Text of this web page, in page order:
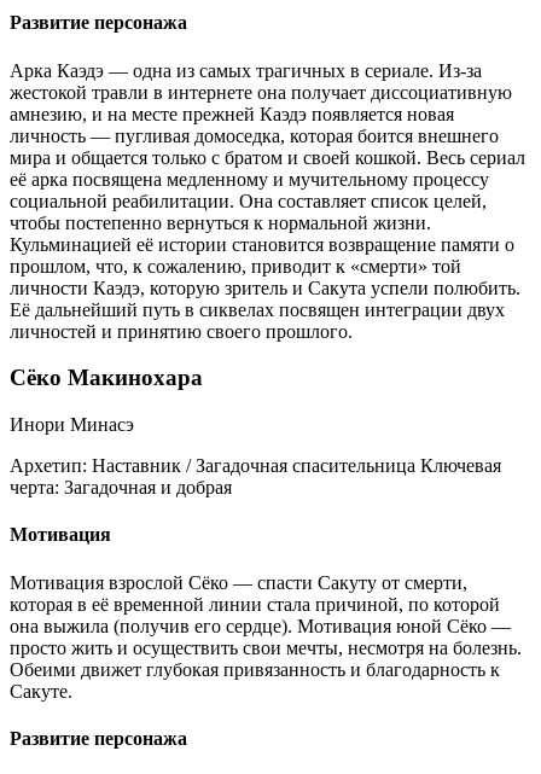
Развитие персонажа
Арка Каэдэ — одна из самых трагичных в сериале. Из-за
жестокой травли в интернете она получает диссоциативную
амнезию, и на месте прежней Каэдэ появляется новая
личность — пугливая домоседка, которая боится внешнего
мира и общается только с братом и своей кошкой. Весь сериал
её арка посвящена медленному и мучительному процессу
социальной реабилитации. Она составляет список целей,
чтобы постепенно вернуться к нормальной жизни.
Кульминацией её истории становится возвращение памяти о
прошлом, что, к сожалению, приводит к «смерти» той
личности Каэдэ, которую зритель и Сакута успели полюбить.
Её дальнейший путь в сиквелах посвящен интеграции двух
личностей и принятию своего прошлого.
Сёко Макинохара
Инори Минасэ
Архетип: Наставник / Загадочная спасительница Ключевая
черта: Загадочная и добрая
Мотивация
Мотивация взрослой Сёко — спасти Сакуту от смерти,
которая в её временной линии стала причиной, по которой
она выжила (получив его сердце). Мотивация юной Сёко —
просто жить и осуществить свои мечты, несмотря на болезнь.
Обеими движет глубокая привязанность и благодарность к
Сакуте.
Развитие персонажа